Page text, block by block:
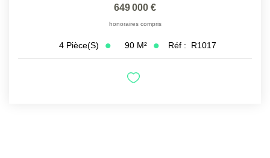
649 000 €
honoraires compris
4 Pièce(s) 90 M² Réf : R1017